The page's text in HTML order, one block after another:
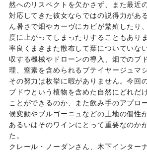
然へのリスペクトを欠かさず、また最近
対応してきた彼女ならではの説得力があ
ん暑さで畑やカーヴにカビが繁殖したり
度に上がってしまったりすることもあり
率良くまきまた散布して葉についていな
収する機械やドローンの導入、畑でのブ
理、窒素を含められるブテイヤージュマ
その努力は枚挙に暇がありません。今回
ブドウという植物を含めた自然にどれだ
ことができるのか、また飲み手のアプロ
候変動やブルゴーニュなどの土地の個性
あるいはそのワインにとって重要なのか
た。
クレール・ノーダンさん、木下インター